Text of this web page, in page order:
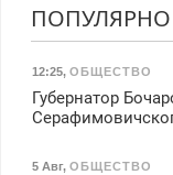
ПОПУЛЯРНО
12:25, ОБЩЕСТВО
Губернатор
5 Авг, ОБЩЕСТВО